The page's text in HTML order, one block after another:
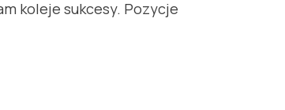
koleje sukcesy. Pozycje